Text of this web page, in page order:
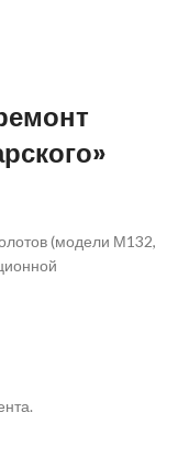
(модели М132,